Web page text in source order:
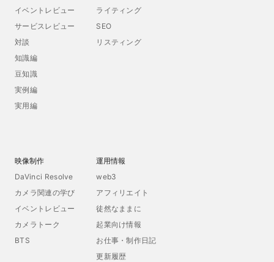
イベントレビュー
サービスレビュー
対談
知識編
豆知識
実例編
実用編
ライティング
SEO
リスティング
映像制作
DaVinci Resolve
カメラ関連の学び
イベントレビュー
カメラトーク
BTS
運用情報
web3
アフィリエイト
徒然なままに
起業向け情報
お仕事・制作日記
更新履歴